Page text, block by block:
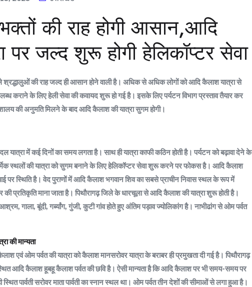
की राह होगी आसान,आदि
पर जल्द शुरू होगी हेलिकॉप्टर सेवा
श्रद्धालुओं की राह जल्द ही आसान होने वाली है। अधिक से अधिक लोगों को आदि कैलाश यात्रा से
कराने के लिए हेली सेवा की कवायद शुरू हो गई है। इसके लिए पर्यटन विभाग प्रस्ताव तैयार कर
की अनुमति मिलने के बाद आदि कैलाश की यात्रा सुगम होगी।
यात्रा में कई दिनों का समय लगता है। साथ ही यात्रा काफी कठिन होती है। पर्यटन को बढ़ावा देने के
स्थलों की यात्रा को सुगम बनाने के लिए हेलिकॉप्टर सेवा शुरू करने पर फोकस है। आदि कैलाश
स्थिति है। वेद पुराणों में आदि कैलाश भगवान शिव का सबसे प्राचीन निवास स्थल के रूप में
प्रतिकृति माना जाता है। पिथौरागढ़ जिले के धारचूला से आदि कैलाश की यात्रा शुरू होती है।
गाला, बूंदी, गर्ब्यांग, गुंजी, कुटी गांव होते हुए अंतिम पड़ाव ज्योलिकांग है। नाभीढांग से ओम पर्वत
की मान्यता
एवं ओम पर्वत की यात्रा को कैलाश मानसरोवर यात्रा के बराबर ही प्रमुखता दी गई है। पिथौरागढ़
आदि कैलाश हूबहू कैलाश पर्वत की छवि है। ऐसी मान्यता है कि आदि कैलाश पर भी समय-समय पर
स्थित पार्वती सरोवर माता पार्वती का स्नान स्थल था। ओम पर्वत तीन देशों की सीमाओं से लगा हुआ है।